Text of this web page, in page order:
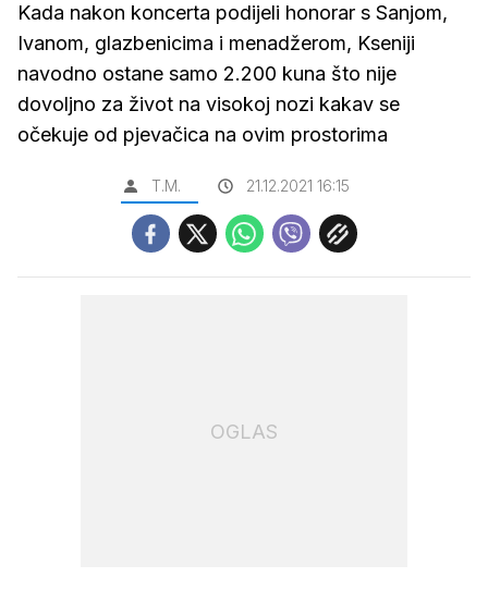
Kada nakon koncerta podijeli honorar s Sanjom,
Ivanom, glazbenicima i menadžerom, Kseniji
navodno ostane samo 2.200 kuna što nije
dovoljno za život na visokoj nozi kakav se
očekuje od pjevačica na ovim prostorima
T.M. 21.12.2021 16:15
OGLAS